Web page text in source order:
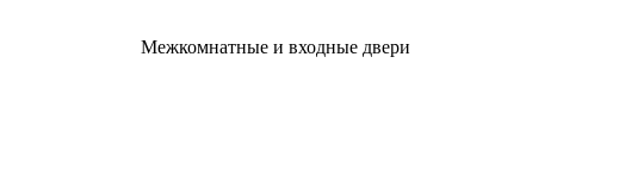
Межкомнатные и входные двери